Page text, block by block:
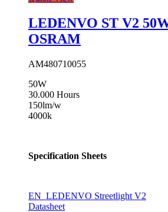
LEDENVO ST V2
OSRAM
AM480710055
50W
30.000 Hours
150lm/w
4000k
Specification Sheets
EN_LEDENVO Streetlight V2
Datasheet